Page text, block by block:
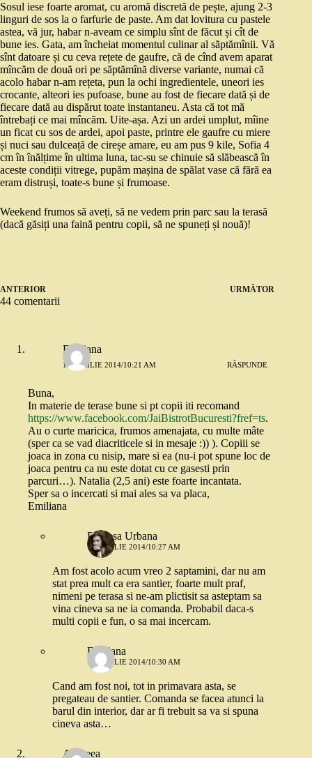
Sosul iese foarte aromat, cu aromă discretă de pește, ajung 2-3
linguri de sos la o farfurie de paste. Am dat lovitura cu pastele
astea, vă jur, habar n-aveam ce simplu sînt de făcut și cît de
bune ies. Gata, am încheiat momentul culinar al săptămînii. Vă
sînt datoare și cu ceva rețete de gaufre, că de cînd avem aparat
mîncăm de două ori pe săptămînă diverse variante, numai că
acolo habar n-am rețeta, pun la ochi ingredientele, uneori ies
crocante, alteori ies pufoase, bune au fost de fiecare dată și de
fiecare dată au dispărut toate instantaneu. Asta că tot mă
întrebați ce mai mîncăm. Uite-așa. Azi un ardei umplut, mîine
un ficat cu sos de ardei, apoi paste, printre ele gaufre cu miere
și nuci sau dulceață de cireșe amare, eu am pus 9 kile, Sofia 4
cm în înălțime în ultima luna, tac-su se chinuie să slăbească în
aceste condiții vitrege, pupăm mașina de spălat vase că fără ea
eram distruși, toate-s bune și frumoase.
Weekend frumos să aveți, să ne vedem prin parc sau la terasă
(dacă găsiți una faină pentru copii, să ne spuneți și nouă)!
ANTERIOR URMĂTOR
44 comentarii
Emiliana
11 APRILIE 2014/10:21 AM RĂSPUNDE
Buna,
In materie de terase bune si pt copii iti recomand
https://www.facebook.com/JaiBistrotBucuresti?fref=ts.
Au o curte maricica, frumos amenajata, cu multe mâte
(sper ca se vad diacriticele si in mesaje :)) ). Copiii se
joaca in zona cu nisip, mare si ea (nu-i pot spune loc de
joaca pentru ca nu este dotat cu ce gasesti prin
parcuri…). Natalia (2,5 ani) este foarte incantata.
Sper sa o incercati si mai ales sa va placa,
Emiliana
Printesa Urbana
11 APRILIE 2014/10:27 AM
Am fost acolo acum vreo 2 saptamini, dar nu am
stat prea mult ca era santier, foarte mult praf,
nimeni pe terasa si ne-am plictisit sa asteptam sa
vina cineva sa ne ia comanda. Probabil daca-s
multi copii e fun, o sa mai incercam.
Emiliana
11 APRILIE 2014/10:30 AM
Cand am fost noi, tot in primavara asta, se
pregateau de santier. Comanda se facea atunci la
barul din interior, dar ar fi trebuit sa va si spuna
cineva asta…
Andreea